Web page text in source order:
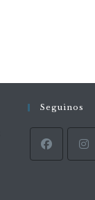
Seguinos